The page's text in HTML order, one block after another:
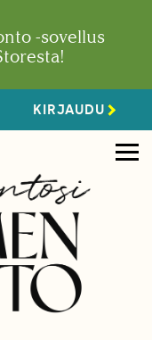
-sovellus
KIRJAUDU